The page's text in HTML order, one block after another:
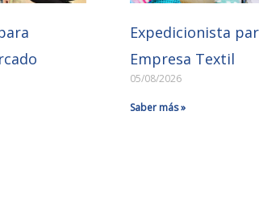
Expedicionista
Empresa Textil
05/08/2026
Saber más »